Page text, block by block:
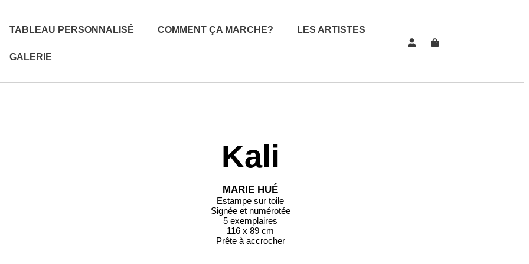
TABLEAU PERSONNALISÉ COMMENT ÇA MARCHE? LES ARTISTES
GALERIE
Kali
MARIE HUÉ
Estampe sur toile
Signée et numérotée
5 exemplaires
116 x 89 cm
Prête à accrocher